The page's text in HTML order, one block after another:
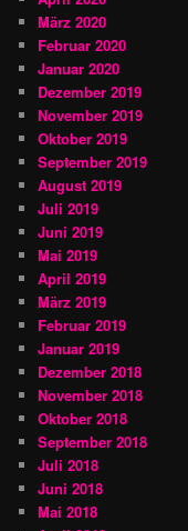
März 2020
Februar 2020
Januar 2020
Dezember 2019
November 2019
Oktober 2019
September 2019
August 2019
Juli 2019
Juni 2019
Mai 2019
April 2019
März 2019
Februar 2019
Januar 2019
Dezember 2018
November 2018
Oktober 2018
September 2018
Juli 2018
Juni 2018
Mai 2018